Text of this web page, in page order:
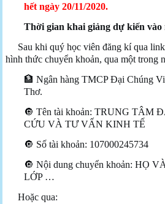
hết ngày 20/11/2020.
Thời gian khai giảng dự kiến
Sau khi quý học viên đăng kí qua link
hình thức chuyển khoản, qua một trong
🏦 Ngân hàng TMCP Đại Chúng
Thơ.
🔘 Tên tài khoản: TRUNG TÂM
CỨU VÀ TƯ VẤN KINH TẾ
🔘 Số tài khoản: 107000245734
🔘 Nội dung chuyển khoản: HỌ
LỚP …
Hoặc qua: